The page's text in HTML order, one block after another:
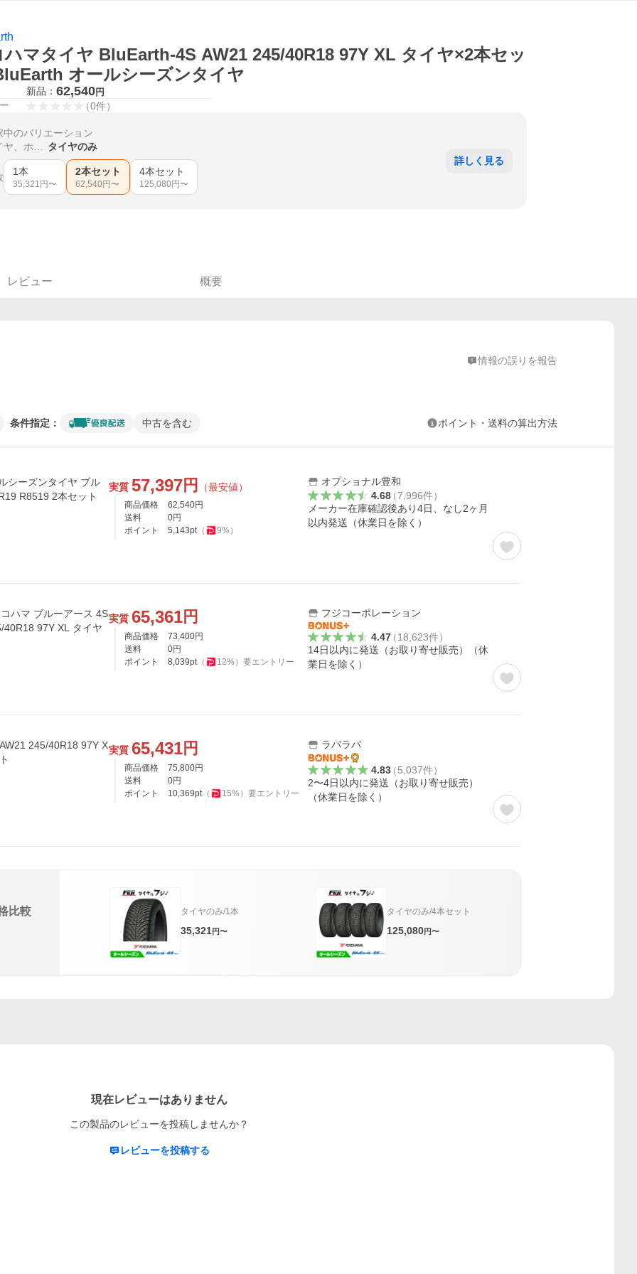
ハマタイヤ BluEarth-4S AW21 245/40R18 97Y XL タイヤ×2本セッ
オールシーズンタイヤ
新品： 62,540円
（0件）
中のバリエーション
タイヤのみ
1本
35,321 円〜
2本セット
62,540 円〜
4本セット
125,080 円〜
詳しく見る
レビュー 概要
情報の誤りを報告
条件指定： 中古を含む ポイント・送料の算出方法
シーズンタイヤ ブル
R8519 2本セット
実質 57,397円 （最安値）
商品価格 62,540円
送料
0円
ポイント
5,143pt（ 9%）
オプショナル豊和
4.68（7,996件）
メーカー在庫確認後あり4日、なし2ヶ月
以内発送（休業日を除く）
ハマ ブルーアース 4S
40R18 97Y XL タイヤ
実質 65,361円
商品価格 73,400円
送料
0円
ポイント
8,039pt（ 12%） 要エントリー
フジコーポレーション
4.47（18,623件）
14日以内に発送（お取り寄せ販売）（休
業日を除く）
245/40R18 97Y X実質 65,431円
商品価格 75,800円
送料
0円
ポイント
10,369pt（ 15%） 要エントリー
ラバラバ
4.83（5,037件）
2〜4日以内に発送（お取り寄せ販売）
（休業日を除く）
比較 タイヤのみ/1本
35,321円〜
タイヤのみ/4本セット
125,080円〜
現在レビューはありません
この製品のレビューを投稿しませんか？
レビューを投稿する